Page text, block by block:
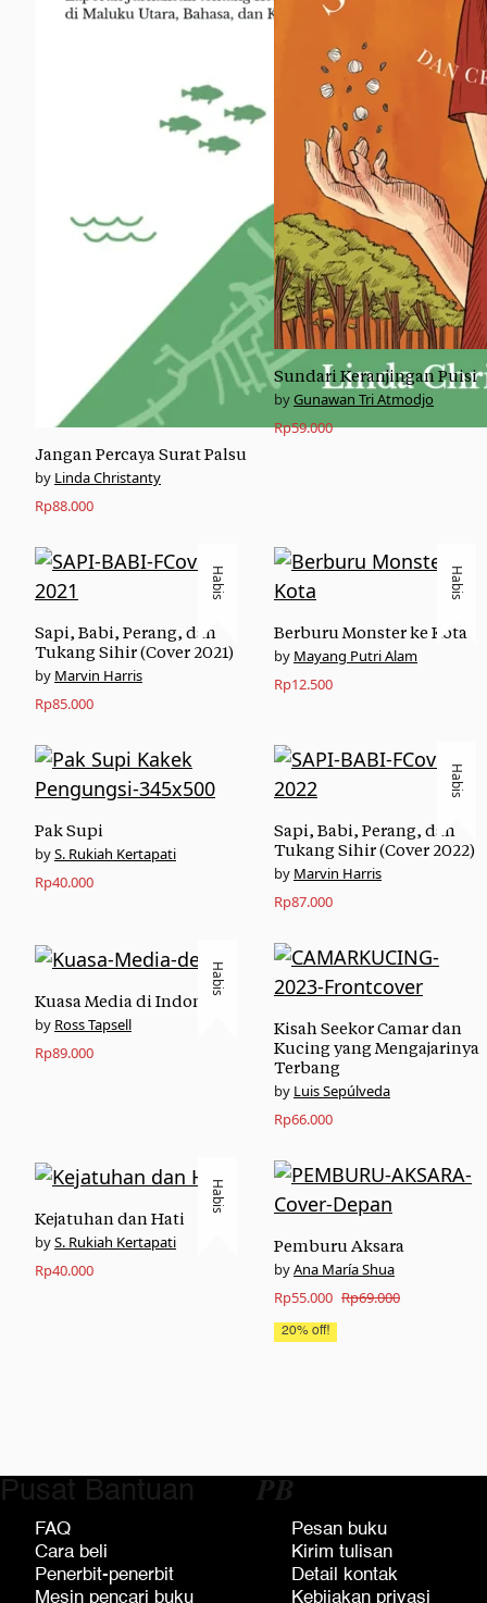
Jangan Percaya Surat Palsu
Linda Christanty
Rp88.000
Sundari Keranjingan Puisi
Gunawan Tri Atmodjo
Rp59.000
Habis
Sapi, Babi, Perang, dan
Tukang Sihir (Cover 2021)
Marvin Harris
Rp85.000
Habis
Berburu Monster ke Kota
Mayang Putri Alam
Rp12.500
Pak Supi
S. Rukiah Kertapati
Rp40.000
Habis
Sapi, Babi, Perang, dan
Tukang Sihir (Cover 2022)
Marvin Harris
Rp87.000
Habis
Kuasa Media di Indonesia
Ross Tapsell
Rp89.000
Kisah Seekor Camar dan
Kucing yang Mengajarinya
Terbang
Luis Sepúlveda
Rp66.000
Habis
Kejatuhan dan Hati
S. Rukiah Kertapati
Rp40.000
Pemburu Aksara
Ana María Shua
Rp69.000
Original
price
Rp55.000
Current
price
20% off!
Pusat Bantuan
FAQ
Cara beli
Penerbit-penerbit
Mesin pencari buku
𝑷𝑩
Pesan buku
Kirim tulisan
Detail kontak
Kebijakan privasi